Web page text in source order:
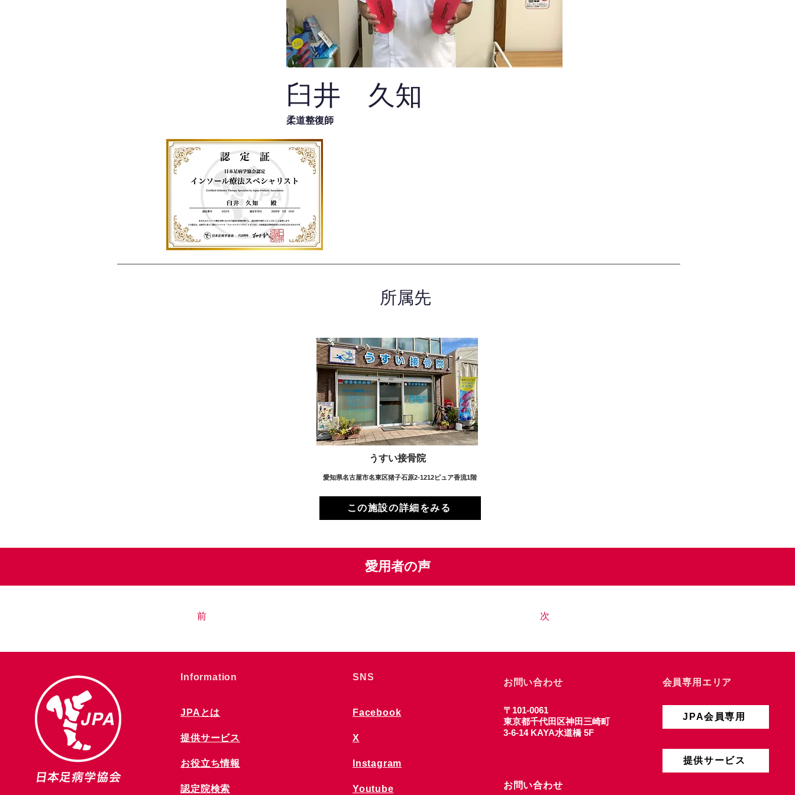
臼井 久知
柔道整復師
所属先
うすい接骨院
愛知県名古屋市名東区猪子石原2-1212ピュア香流1階
この施設の詳細をみる
愛用者の声
前 次
​Information
JPAとは
提供サービス
お役立ち情報
​認定院検索
SNS
Facebook
X
Instagram
Youtube
お問い合わせ
〒101-0061
東京都千代田区神田三崎町
3-6-14 KAYA水道橋 5F
お問い合わせ
会員専用エリア
JPA会員専用
提供サービス